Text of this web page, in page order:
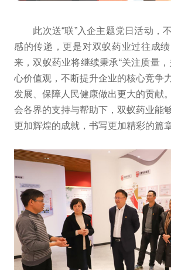
此次送“联”入企主题党日活动，
感的传递，更是对双蚁药业过往成
来，双蚁药业将继续秉承“关注质量
心价值观，不断提升企业的核心竞争
发展、保障人民健康做出更大的贡献
会各界的支持与帮助下，双蚁药业能
更加辉煌的成就，书写更加精彩的篇章